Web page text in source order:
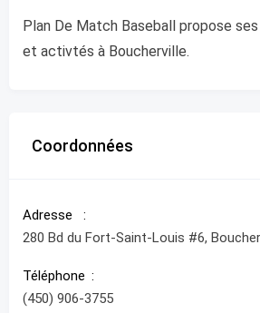
Plan De Match Baseball propose
et activtés à Boucherville.
Coordonnées
Adresse
280 Bd du Fort-Saint-Louis #6,
Téléphone
(450) 906-3755